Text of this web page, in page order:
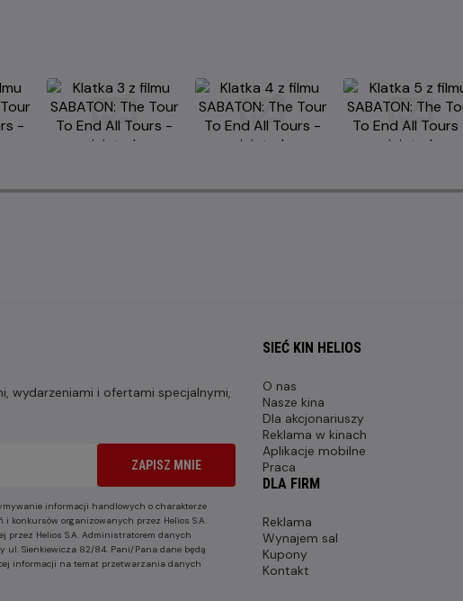
wydarzeniami i ofertami specjalnymi,
ZAPISZ MNIE
informacji handlowych o charakterze
konkursów organizowanych przez Helios S.A.
przez Helios S.A. Administratorem danych
ul. Sienkiewicza 82/84. Pani/Pana dane będą
informacji na temat przetwarzania danych
SIEĆ KIN HELIOS
O nas
Nasze kina
Dla akcjonariuszy
Reklama w kinach
Aplikacje mobilne
Praca
DLA FIRM
Reklama
Wynajem sal
Kupony
Kontakt